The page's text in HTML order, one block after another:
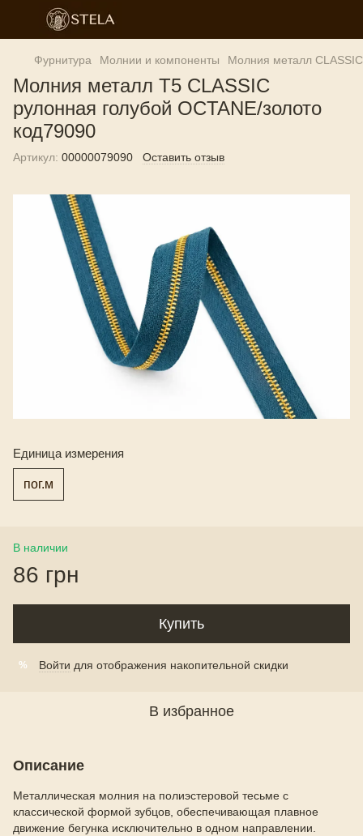
Фурнитура Молнии и компоненты Молния металл CLASSIC
Молния металл T5 CLASSIC
рулонная голубой OCTANE/золото
код79090
Артикул: 00000079090 Оставить отзыв
Единица измерения
пог.м
В наличии
86 грн
Купить
% Войти для отображения накопительной скидки
В избранное
Описание
Металлическая молния на полиэстеровой тесьме с
классической формой зубцов, обеспечивающая плавное
движение бегунка исключительно в одном направлении.